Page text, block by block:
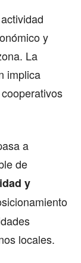
y
La
implica
a
de
y
locales.